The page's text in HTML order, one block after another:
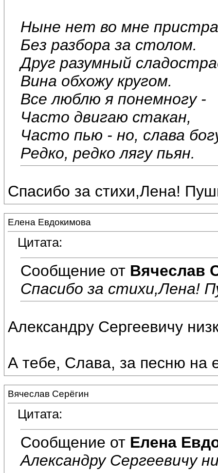
Ныне нет во мне
Без разбора за столом.
Друг разумный
Вина обхожу кругом.
Все люблю я понемногу -
Часто двигаю стакан,
Часто пью - но, слава
Редко, редко лягу пьян.
Спасибо за стихи,Лена!
Елена Евдокимова
Цитата:
Сообщение от Вячеслав
Спасибо за стихи,Лена!
Александру Сергеевичу
А тебе, Слава, за песню на
Вячеслав Серёгин
Цитата:
Сообщение от Елена
Александру Сергеевичу